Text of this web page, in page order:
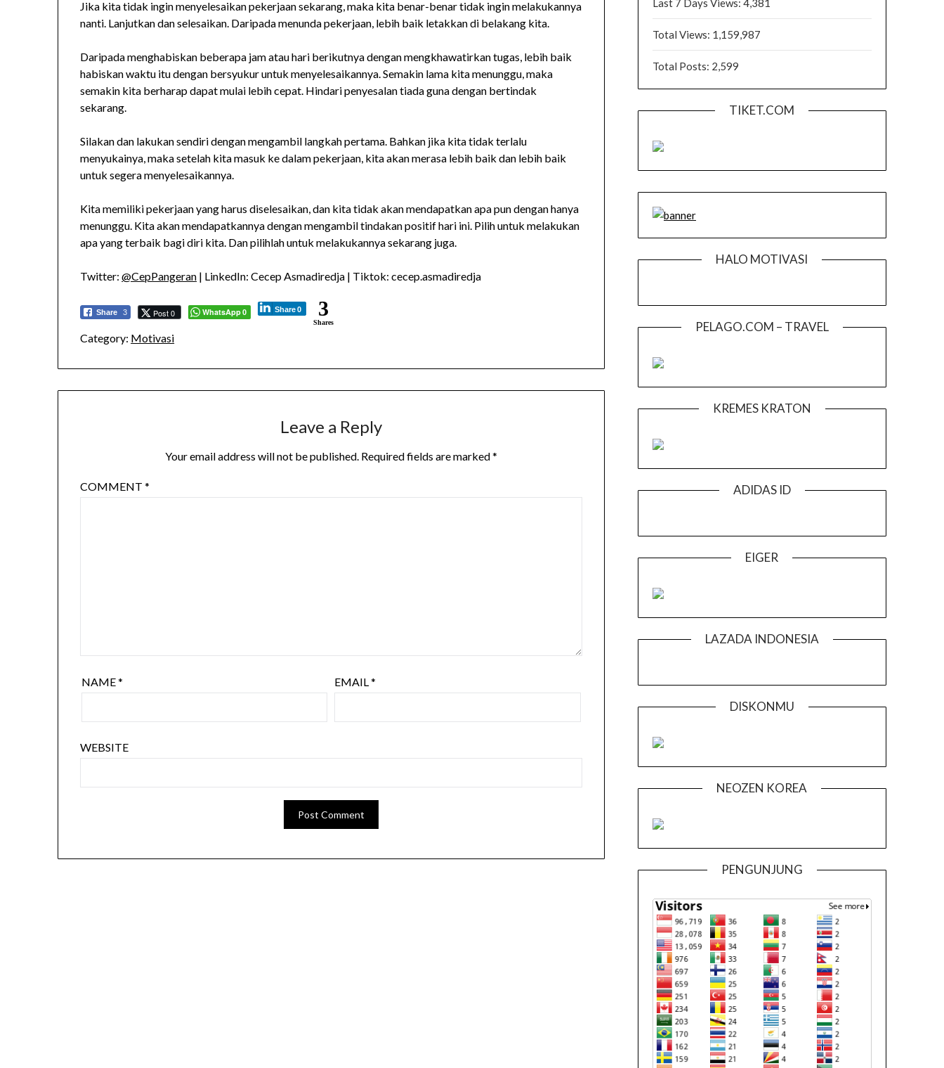
Jika kita tidak ingin menyelesaikan pekerjaan sekarang, maka kita benar-benar tidak ingin melakukannya
nanti. Lanjutkan dan selesaikan. Daripada menunda pekerjaan, lebih baik letakkan di belakang kita.
Daripada menghabiskan beberapa jam atau hari berikutnya dengan mengkhawatirkan tugas, lebih baik
habiskan waktu itu dengan bersyukur untuk menyelesaikannya. Semakin lama kita menunggu, maka
semakin kita berharap dapat mulai lebih cepat. Hindari penyesalan tiada guna dengan bertindak
sekarang.
Silakan dan lakukan sendiri dengan mengambil langkah pertama. Bahkan jika kita tidak terlalu
menyukainya, maka setelah kita masuk ke dalam pekerjaan, kita akan merasa lebih baik dan lebih baik
untuk segera menyelesaikannya.
Kita memiliki pekerjaan yang harus diselesaikan, dan kita tidak akan mendapatkan apa pun dengan hanya
menunggu. Kita akan mendapatkannya dengan mengambil tindakan positif hari ini. Pilih untuk melakukan
apa yang terbaik bagi diri kita. Dan pilihlah untuk melakukannya sekarang juga.
Twitter:@CepPangeran | LinkedIn: Cecep Asmadiredja | Tiktok: cecep.asmadiredja
Share 3 Post 0 WhatsApp0 Share0 3
Shares
Category: Motivasi
Leave a Reply
Your email address will not be published. Required fields are marked*
COMMENT*
NAME* EMAIL*
WEBSITE
Last 7 Days Views: 4,381
Total Views: 1,159,987
Total Posts: 2,599
TIKET.COM
HALO MOTIVASI
PELAGO.COM – TRAVEL
KREMES KRATON
ADIDAS ID
EIGER
LAZADA INDONESIA
DISKONMU
NEOZEN KOREA
PENGUNJUNG